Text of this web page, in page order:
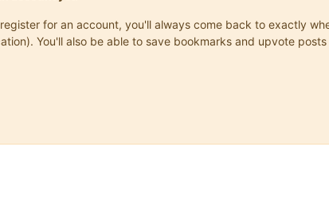
for an account, you'll always come back to exactly
You'll also be able to save bookmarks and upvote